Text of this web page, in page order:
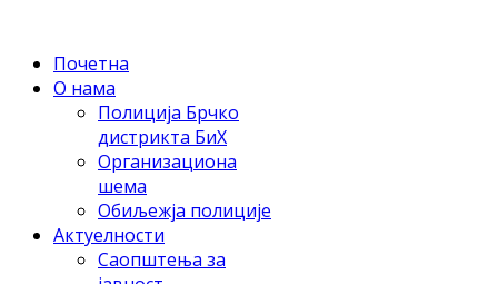
Почетна
О нама
Полиција Брчко
дистрикта БиХ
Организациона
шема
Обиљежја полиције
Актуелности
Саопштења за